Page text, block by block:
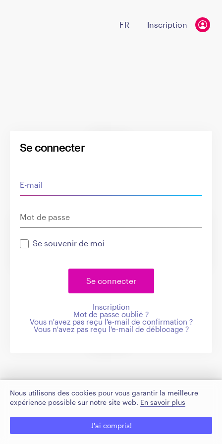
Nous utilisons des cookies pour vous garantir la meilleure
expérience possible sur notre site web. En savoir plus
J'ai compris!
FR Inscription
Se connecter
Se souvenir de moi
Inscription
Mot de passe oublié ?
Vous n'avez pas reçu l'e-mail de confirmation ?
Vous n'avez pas reçu l'e-mail de déblocage ?